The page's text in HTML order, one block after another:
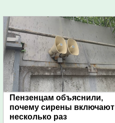
Пензенцам объяснили,
почему сирены включают
несколько раз